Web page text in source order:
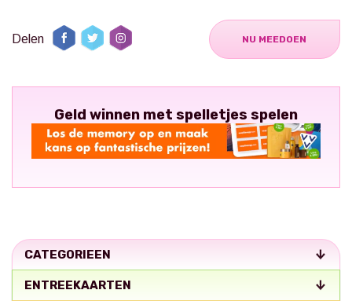
Delen NU MEEDOEN
Geld winnen met spelletjes spelen
CATEGORIEEN
ENTREEKAARTEN